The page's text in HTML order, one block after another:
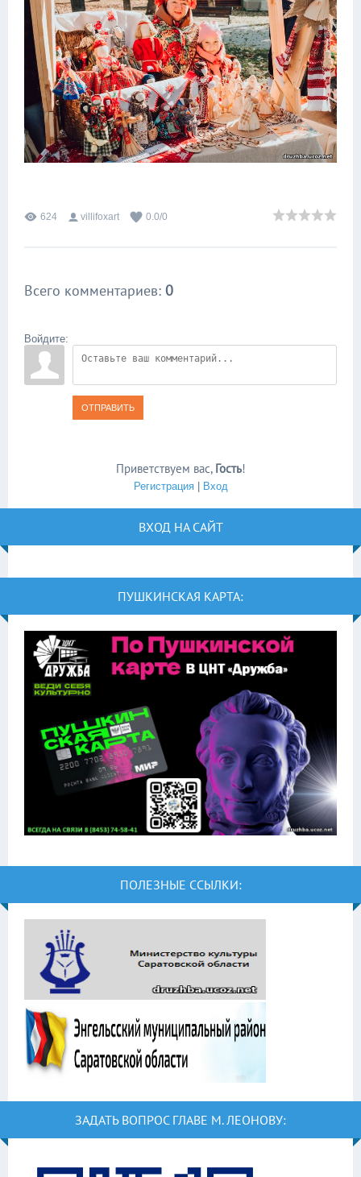
624 villifoxart 0.0/0
Всего комментариев: 0
Войдите:
ОТПРАВИТЬ
Приветствуем вас, Гость!
Регистрация| Вход
ВХОД НА САЙТ
ПУШКИНСКАЯ КАРТА:
ПОЛЕЗНЫЕ ССЫЛКИ:
ЗАДАТЬ ВОПРОС ГЛАВЕ М. ЛЕОНОВУ: